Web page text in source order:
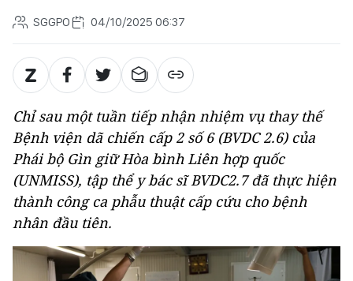
SGGPO 04/10/2025 06:37
Chỉ sau một tuần tiếp nhận nhiệm vụ thay thế
Bệnh viện dã chiến cấp 2 số 6 (BVDC 2.6) của
Phái bộ Gìn giữ Hòa bình Liên hợp quốc
(UNMISS), tập thể y bác sĩ BVDC2.7 đã thực hiện
thành công ca phẫu thuật cấp cứu cho bệnh
nhân đầu tiên.